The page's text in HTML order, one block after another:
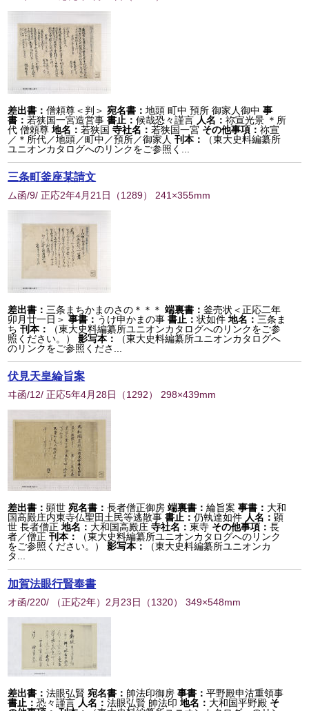
差出書：僧頼尊＜判＞ 宛名書：地頭 町中 預所 御家人御中 事
書：若狭国一宮造営事書止：候哉恐々謹言 人名：祢宣光景 ＊所
代 僧頼尊 地名：若狭国 寺社名：若狭国一宮 その他事項：祢宣
／＊所代／地頭／町中／預所／御家人 刊本：
（東大史料編纂所
ユニオンカタログへのリンクをご参照く...
三条町釜座某請文
ム函/9/ 正応2年4月21日 （1289） 241×355mm
差出書： 三条まちかまのさの＊＊＊ 端裏書：釜売状＜正応二年
卯月廿一日＞ 事書： うけ申かまの事書止：状如件 地名： 三条ま
ち 刊本：
（東大史料編纂所ユニオンカタログへのリンクをご参
照ください。）
影写本：
（東大史料編纂所ユニオンカタログへ
のリンクをご参照くださ...
伏見天皇綸旨案
ヰ函/12/ 正応5年4月28日 （1292） 298×439mm
差出書：顕世 宛名書：長者僧正御房 端裏書：綸旨案 事書： 大和
国高殿庄内東寺仏聖田土民等逃散事 書止：仍執達如件 人名：顕
世 長者僧正 地名： 大和国高殿庄 寺社名：東寺 その他事項：長
者／僧正刊本：
（東大史料編纂所ユニオンカタログへのリンク
をご参照ください。）
影写本：
（東大史料編纂所ユニオンカ
タ...
加賀法眼行賢奉書
オ函/220/ （正応2年）2月23日 （1320） 349×548mm
差出書：法眼弘賢 宛名書： 帥法印御房 事書：平野殿申沽重領事
書止：恐々謹言 人名：法眼弘賢 帥法印 地名： 大和国平野殿 そ